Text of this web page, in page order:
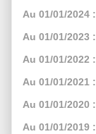
Au 01/01/2024 :
Au 01/01/2023 :
Au 01/01/2022 :
Au 01/01/2021 :
Au 01/01/2020 :
Au 01/01/2019 :